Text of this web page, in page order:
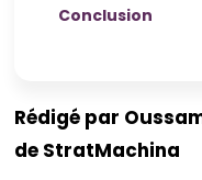
Conclusion
Rédigé par
de StratMachina